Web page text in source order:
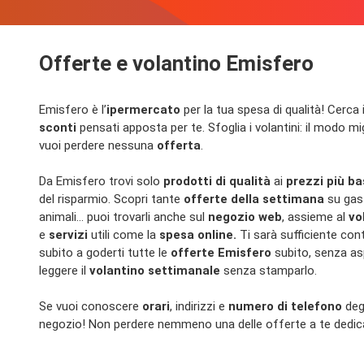
Offerte e volantino Emisfero
Emisfero è l’ipermercato per la tua spesa di qualità!
sconti pensati apposta per te. Sfoglia i volantini: il modo
vuoi perdere nessuna offerta.
Da Emisfero trovi solo prodotti di qualità ai prezzi più
del risparmio. Scopri tante offerte della settimana su
animali… puoi trovarli anche sul negozio web, assieme al
e servizi utili come la spesa online. Ti sarà sufficiente
subito a goderti tutte le offerte Emisfero subito, senza
leggere il volantino settimanale senza stamparlo.
Se vuoi conoscere orari, indirizzi e numero di telefono
negozio! Non perdere nemmeno una delle offerte a te